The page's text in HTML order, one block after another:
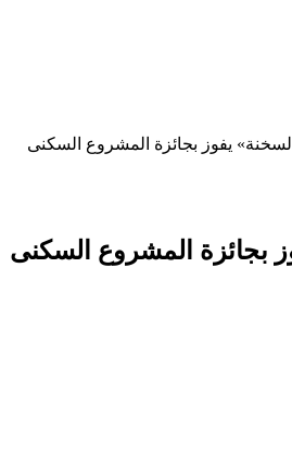
يفوز بجائزة المشروع السكنى
بجائزة المشروع السكنى